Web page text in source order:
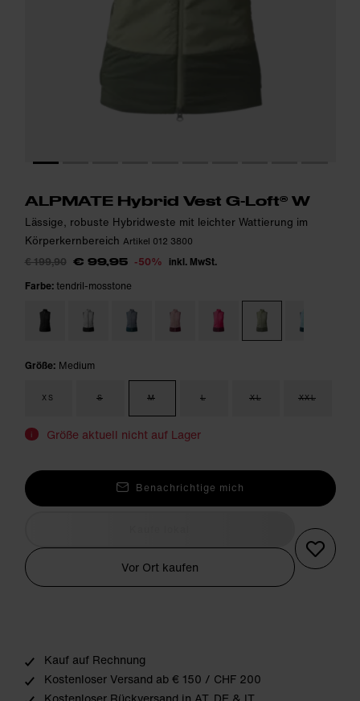
ALPMATE Hybrid Vest G-Loft® W
Lässige, robuste Hybridweste mit leichter Wattierung im
Körperkernbereich Artikel 012 3800
€ 199,90 € 99,95 -50% inkl. MwSt.
Farbe: tendril-mosstone
Größe: Medium
XS S M L XL XXL
i Größe aktuell nicht auf Lager
Benachrichtige mich
Vor Ort kaufen
Kauf auf Rechnung
Kostenloser Versand ab € 150 / CHF 200